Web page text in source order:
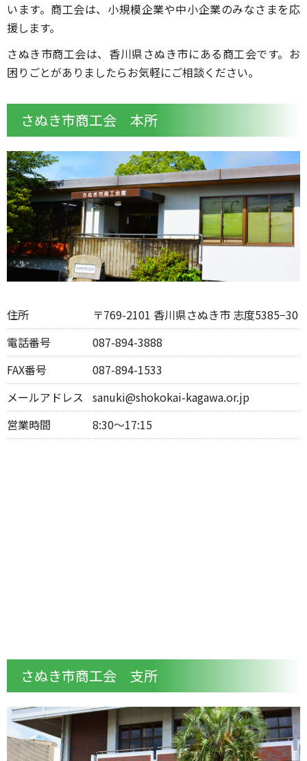
います。商工会は、小規模企業や中小企業のみなさまを応
援します。
さぬき市商工会は、香川県さぬき市にある商工会です。お
困りごとがありましたらお気軽にご相談ください。
さぬき市商工会 本所
住所
〒769-2101 香川県さぬき市 志度5385−30
電話番号
087-894-3888
FAX番号
087-894-1533
メールアドレス
sanuki@shokokai-kagawa.or.jp
営業時間
8:30〜17:15
さぬき市商工会 支所